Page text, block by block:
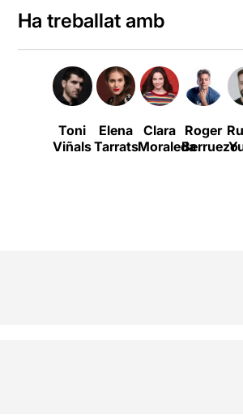
Ha treballat amb
Toni
Viñals
Elena
Tarrats
Clara
Moraleda
Roger
Berruezo